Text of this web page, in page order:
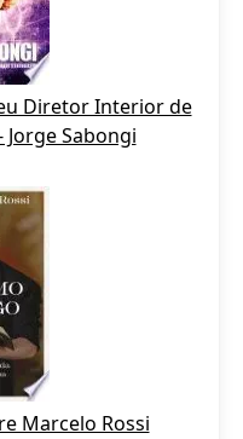
Diretor Interior de
Sabongi
Marcelo Rossi